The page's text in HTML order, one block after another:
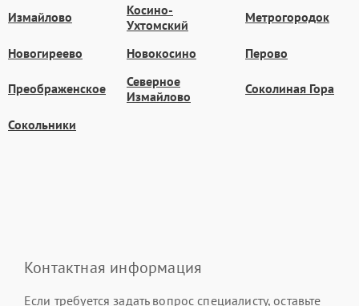
Измайлово
Косино-
Ухтомский
Метрогородок
Новогиреево Новокосино Перово
Преображенское
Северное
Измайлово
Соколиная Гора
Сокольники
Контактная информация
Если требуется задать вопрос специалисту, оставьте